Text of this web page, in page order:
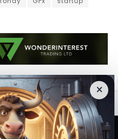
×
na internetových stránkách